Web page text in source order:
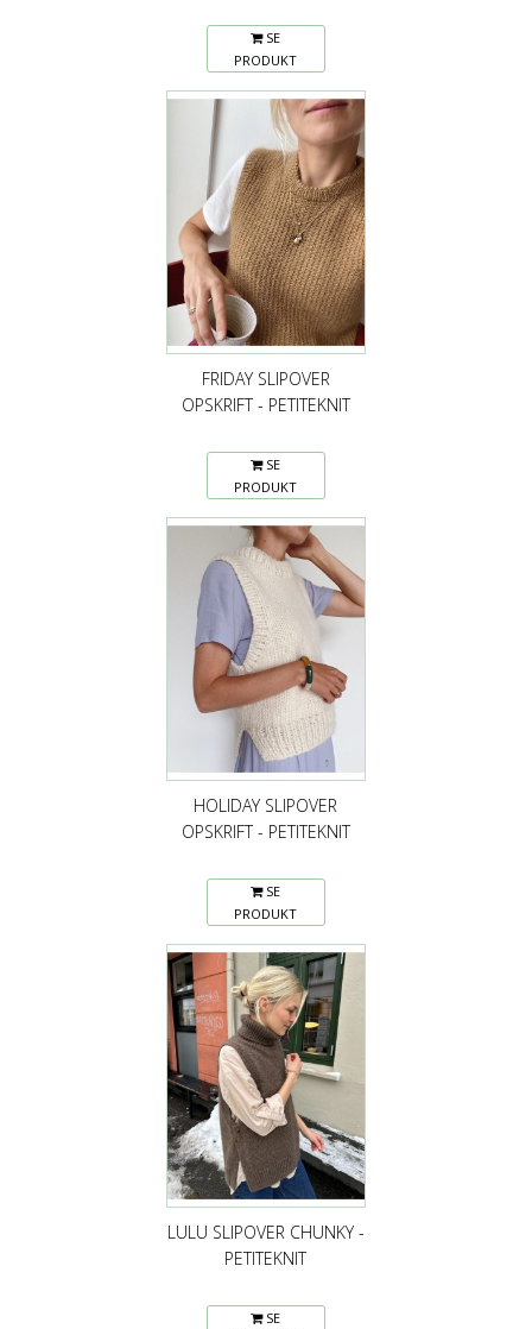
SE
PRODUKT
FRIDAY SLIPOVER
OPSKRIFT - PETITEKNIT
SE
PRODUKT
HOLIDAY SLIPOVER
OPSKRIFT - PETITEKNIT
SE
PRODUKT
LULU SLIPOVER CHUNKY -
PETITEKNIT
SE